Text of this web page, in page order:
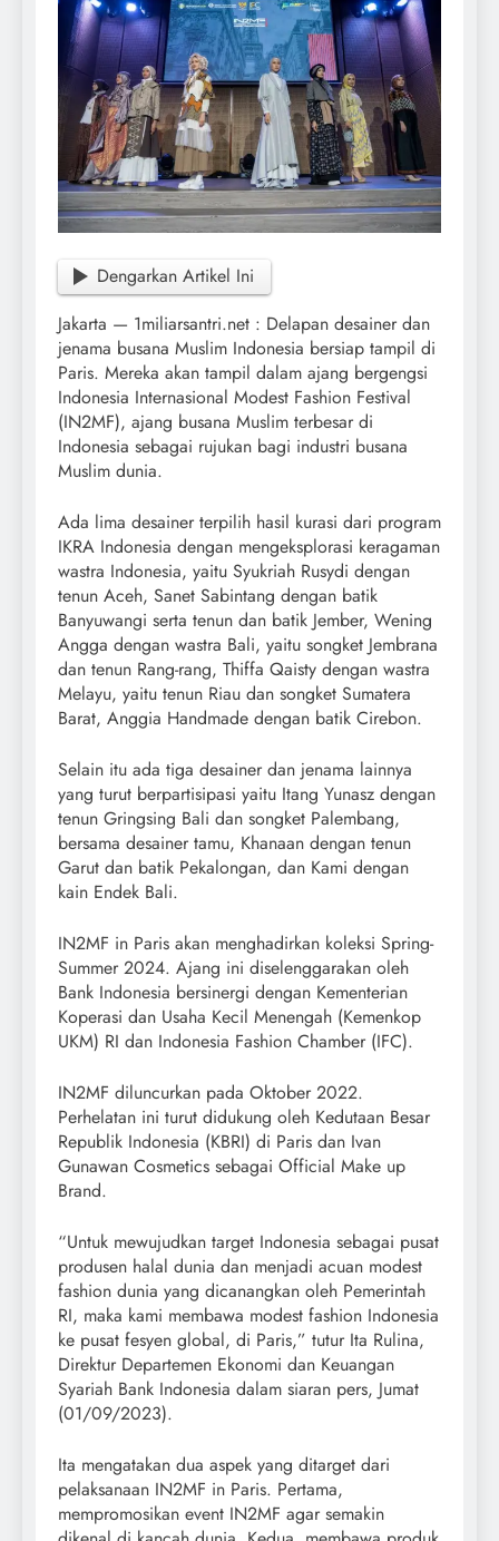
Dengarkan Artikel Ini
Jakarta — 1miliarsantri.net : Delapan desainer dan
jenama busana Muslim Indonesia bersiap tampil di
Paris. Mereka akan tampil dalam ajang bergengsi
Indonesia Internasional Modest Fashion Festival
(IN2MF), ajang busana Muslim terbesar di
Indonesia sebagai rujukan bagi industri busana
Muslim dunia.
Ada lima desainer terpilih hasil kurasi dari program
IKRA Indonesia dengan mengeksplorasi keragaman
wastra Indonesia, yaitu Syukriah Rusydi dengan
tenun Aceh, Sanet Sabintang dengan batik
Banyuwangi serta tenun dan batik Jember, Wening
Angga dengan wastra Bali, yaitu songket Jembrana
dan tenun Rang-rang, Thiffa Qaisty dengan wastra
Melayu, yaitu tenun Riau dan songket Sumatera
Barat, Anggia Handmade dengan batik Cirebon.
Selain itu ada tiga desainer dan jenama lainnya
yang turut berpartisipasi yaitu Itang Yunasz dengan
tenun Gringsing Bali dan songket Palembang,
bersama desainer tamu, Khanaan dengan tenun
Garut dan batik Pekalongan, dan Kami dengan
kain Endek Bali.
IN2MF in Paris akan menghadirkan koleksi Spring-
Summer 2024. Ajang ini diselenggarakan oleh
Bank Indonesia bersinergi dengan Kementerian
Koperasi dan Usaha Kecil Menengah (Kemenkop
UKM) RI dan Indonesia Fashion Chamber (IFC).
IN2MF diluncurkan pada Oktober 2022.
Perhelatan ini turut didukung oleh Kedutaan Besar
Republik Indonesia (KBRI) di Paris dan Ivan
Gunawan Cosmetics sebagai Official Make up
Brand.
“Untuk mewujudkan target Indonesia sebagai pusat
produsen halal dunia dan menjadi acuan modest
fashion dunia yang dicanangkan oleh Pemerintah
RI, maka kami membawa modest fashion Indonesia
ke pusat fesyen global, di Paris,” tutur Ita Rulina,
Direktur Departemen Ekonomi dan Keuangan
Syariah Bank Indonesia dalam siaran pers, Jumat
(01/09/2023).
Ita mengatakan dua aspek yang ditarget dari
pelaksanaan IN2MF in Paris. Pertama,
mempromosikan event IN2MF agar semakin